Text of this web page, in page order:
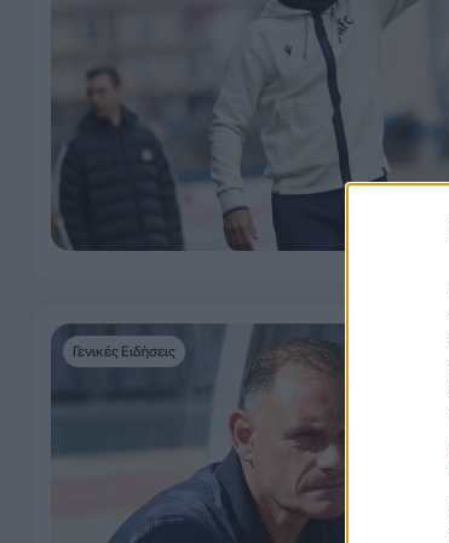
Γενικές Ειδήσεις